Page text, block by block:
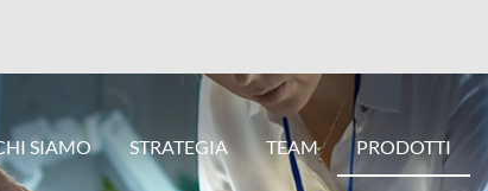
SIAMO STRATEGIA TEAM PRODOTTI